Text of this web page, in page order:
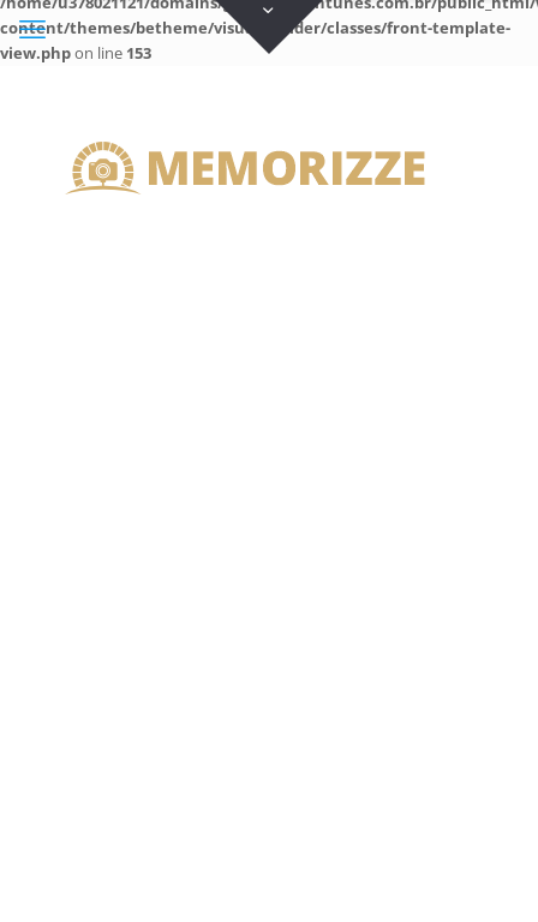
content/themes/betheme/visual-builder/classes/front-template-
view.phpon line 153